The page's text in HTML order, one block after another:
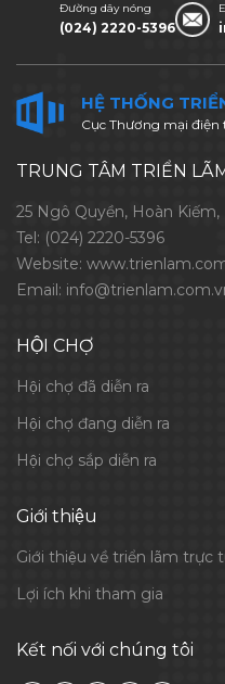
Đường dây nóng
(024) 2220-5396
HỆ THỐNG
Cục Thương mại điện
TRUNG TÂM TRIỂN
25 Ngô Quyền, Hoàn
Tel: (024) 2220-5396
Website:
Email:
HỘI CHỢ
Hội chợ đã diễn ra
Hội chợ đang diễn ra
Hội chợ sắp diễn ra
Giới thiệu
Giới thiệu về triển lãm trực
Lợi ích khi tham gia
Kết nối với chúng tôi